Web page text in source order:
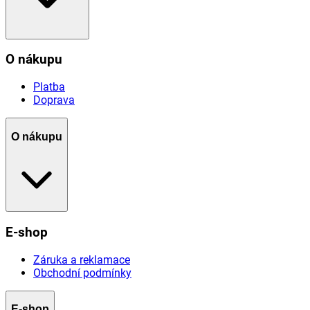
O nákupu
Platba
Doprava
O nákupu
E-shop
Záruka a reklamace
Obchodní podmínky